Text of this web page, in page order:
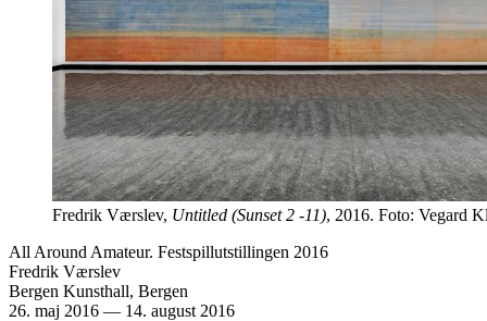
Fredrik Værslev, Untitled (Sunset 2 -11), 2016. Foto: Vegard
All Around Amateur. Festspillutstillingen 2016
Fredrik Værslev
Bergen Kunsthall, Bergen
26. maj 2016 — 14. august 2016